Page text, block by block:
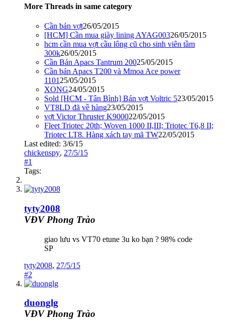
More Threads in same category
Cần bán vợt26/05/2015
[HCM] Cần mua giày lining AYAG00326/05/2015
hcm cần mua vợt cầu lông cũ cho sinh viên tầm
300k26/05/2015
Cần Bán Apacs Tantrum 20025/05/2015
Cần bán Apacs T200 và Mmoa Ace power
1101 25/05/2015
XONG24/05/2015
Sold [HCM - Tân Bình] Bán vợt Voltric 523/05/2015
VT8LD đã về hàng23/05/2015
vợt Victor Thruster K900022/05/2015
Fleet Triotec 20th; Woven 1000 II,III; Triotec T6,8 II;
Triotec LT8. Hàng xách tay mã TW22/05/2015
Last edited: 3/6/15
chickenspy, 27/5/15
#1
Tags:
tyty2008
VĐV Phong Trào
giao lưu vs VT70 etune 3u ko bạn ? 98% code
SP
tyty2008, 27/5/15
#2
duonglg
VĐV Phong Trào